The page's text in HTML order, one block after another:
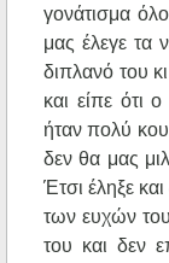
γονάτισμα
μας έλεγε τα
διπλανό του
και είπε ότι
ήταν πολύ
δεν θα μας
Έτσι έληξε
των ευχών
του και δεν